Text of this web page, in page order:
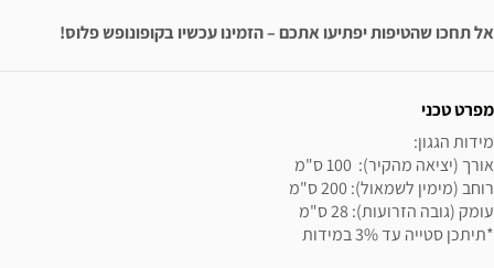
אל תחכו שהטיפות יפתיעו אתכם – הזמינו עכשיו בקופונופש פלוס!
מפרט טכני
*תיתכן סטייה עד 3% במידות